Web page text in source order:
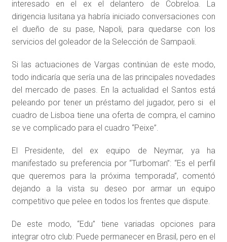
interesado en el ex el delantero de Cobreloa. La
dirigencia lusitana ya habría iniciado conversaciones con
el dueño de su pase, Napoli, para quedarse con los
servicios del goleador de la Selección de Sampaoli.
Si las actuaciones de Vargas continúan de este modo,
todo indicaría que sería una de las principales novedades
del mercado de pases. En la actualidad el Santos está
peleando por tener un préstamo del jugador, pero si el
cuadro de Lisboa tiene una oferta de compra, el camino
se ve complicado para el cuadro “Peixe”.
El Presidente, del ex equipo de Neymar, ya ha
manifestado su preferencia por “Turboman”: “Es el perfil
que queremos para la próxima temporada”, comentó
dejando a la vista su deseo por armar un equipo
competitivo que pelee en todos los frentes que dispute.
De este modo, “Edu” tiene variadas opciones para
integrar otro club: Puede permanecer en Brasil, pero en el